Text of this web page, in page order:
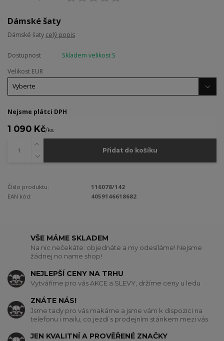
Dámské šaty
Dámské šaty celý popis
Dostupnost
Skladem velikost S
Velikost EUR
Nejsme plátci DPH
1 090 Kč/ks
Přidat do košíku
Číslo produktu:
116078/142
EAN kód:
4059146618682
VŠE MÁME SKLADEM
Na nic nečekáte: objednáte a my odesíláme! Nejsme
žádnej no name shop!
NEJLEPŠÍ CENY NA TRHU
Vytváříme pro vás AKCE a SLEVY, držíme ceny u ledu
ZNÁTE NÁS!
Jsme tady pro vás makáme a jsme vám k dispozici na
telefonu i mailu, co jezdí s prodejním stánkem mezi vás
JEN KVALITNÍ A PROVĚŘENÉ ZNAČKY